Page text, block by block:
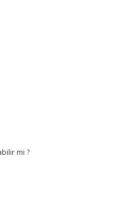
mi ?